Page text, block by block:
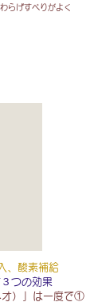
らげすべりがよく
、酸素補給
つの効果
オ）」は一度で①